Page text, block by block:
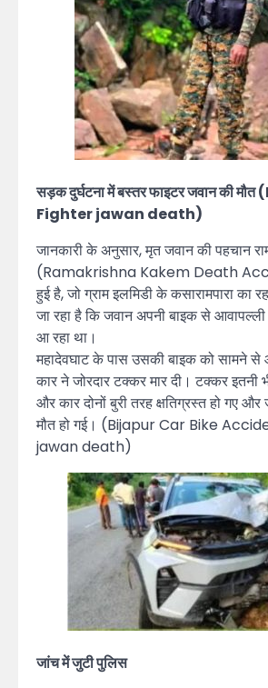
सड़क दुर्घटना में बस्तर फाइटर जवान की
Fighter jawan death)
जानकारी के अनुसार, मृत जवान की पहचान
(Ramakrishna Kakem Death
हुई है, जो ग्राम इलमिडी के कसारामपारा का
जा रहा है कि जवान अपनी बाइक से
आ रहा था।
महादेवघाट के पास उसकी बाइक को सामने से
कार ने जोरदार टक्कर मार दी। टक्कर इतनी
और कार दोनों बुरी तरह क्षतिग्रस्त हो गए
मौत हो गई। (Bijapur Car Bike
jawan death)
जांच में जुटी पुलिस